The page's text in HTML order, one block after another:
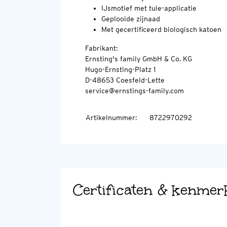
IJsmotief met tule-applicatie
Geplooide zijnaad
Met gecertificeerd biologisch katoen
Fabrikant:
Ernsting's family GmbH & Co. KG
Hugo-Ernsting-Platz 1
D-48653 Coesfeld-Lette
service@ernstings-family.com
Artikelnummer: 8722970292
Certificaten &